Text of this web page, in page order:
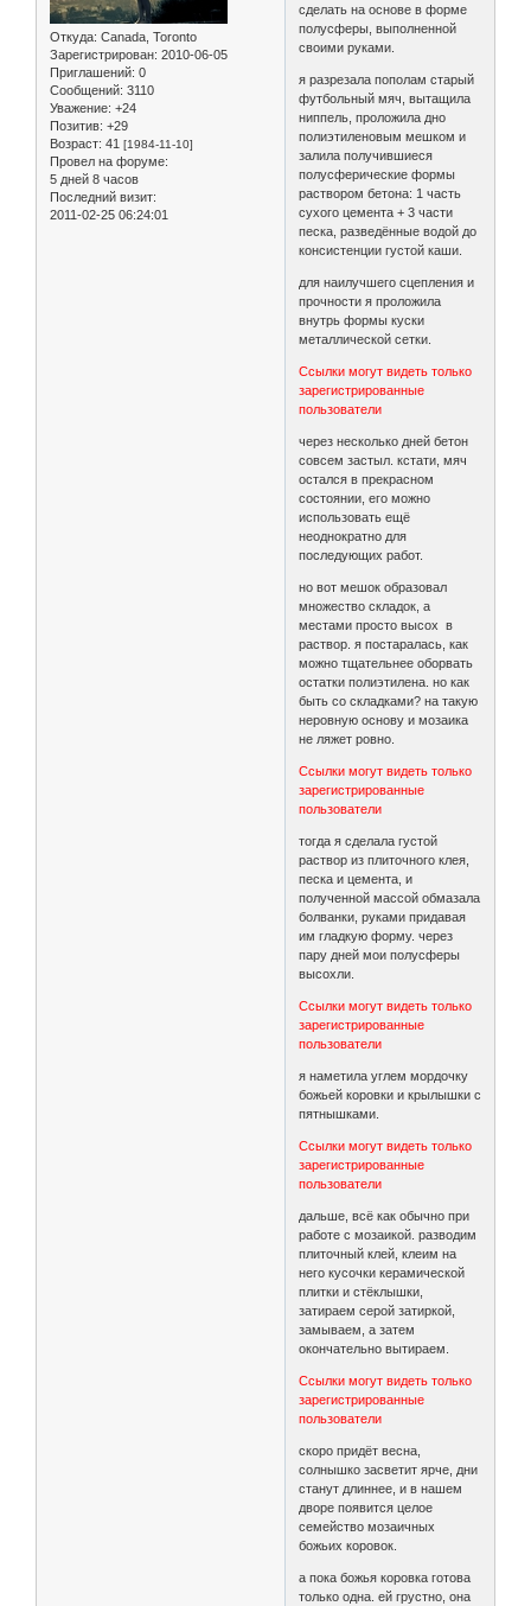
Откуда: Canada, Toronto
Зарегистрирован: 2010-06-05
Приглашений: 0
Сообщений: 3110
Уважение: +24
Позитив: +29
Возраст: 41 [1984-11-10]
Провел на форуме:
5 дней 8 часов
Последний визит:
2011-02-25 06:24:01
сделать на основе в форме
полусферы, выполненной
своими руками.
я разрезала пополам старый
футбольный мяч, вытащила
ниппель, проложила дно
полиэтиленовым мешком и
залила получившиеся
полусферические формы
раствором бетона: 1 часть
сухого цемента + 3 части
песка, разведённые водой до
консистенции густой каши.
для наилучшего сцепления и
прочности я проложила
внутрь формы куски
металлической сетки.
Ссылки могут видеть только
зарегистрированные
пользователи
через несколько дней бетон
совсем застыл. кстати, мяч
остался в прекрасном
состоянии, его можно
использовать ещё
неоднократно для
последующих работ.
но вот мешок образовал
множество складок, а
местами просто высох в
раствор. я постаралась, как
можно тщательнее оборвать
остатки полиэтилена. но как
быть со складками? на такую
неровную основу и мозаика
не ляжет ровно.
Ссылки могут видеть только
зарегистрированные
пользователи
тогда я сделала густой
раствор из плиточного клея,
песка и цемента, и
полученной массой обмазала
болванки, руками придавая
им гладкую форму. через
пару дней мои полусферы
высохли.
Ссылки могут видеть только
зарегистрированные
пользователи
я наметила углем мордочку
божьей коровки и крылышки с
пятнышками.
Ссылки могут видеть только
зарегистрированные
пользователи
дальше, всё как обычно при
работе с мозаикой. разводим
плиточный клей, клеим на
него кусочки керамической
плитки и стёклышки,
затираем серой затиркой,
замываем, а затем
окончательно вытираем.
Ссылки могут видеть только
зарегистрированные
пользователи
скоро придёт весна,
солнышко засветит ярче, дни
станут длиннее, и в нашем
дворе появится целое
семейство мозаичных
божьих коровок.
а пока божья коровка готова
только одна. ей грустно, она